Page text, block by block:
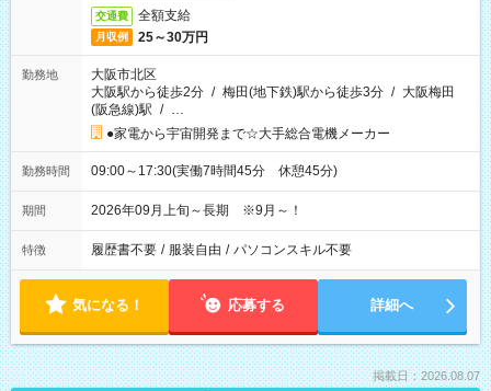
交通費 全額支給
月収例 25～30万円
勤務地
大阪市北区
大阪駅から徒歩2分 / 梅田(地下鉄)駅から徒歩3分 / 大阪梅田
(阪急線)駅 / …
●家電から宇宙開発まで☆大手総合電機メーカー
勤務時間 09:00～17:30(実働7時間45分 休憩45分)
期間 2026年09月上旬～長期 ※9月～！
特徴 履歴書不要 / 服装自由 / パソコンスキル不要
気になる！ 応募する 詳細へ
掲載日：2026.08.07